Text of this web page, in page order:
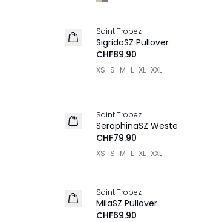
NEU
Saint Tropez
SigridaSZ Pullover
CHF89.90
XS S M L XL XXL
NEU
Saint Tropez
SeraphinaSZ Weste
CHF79.90
XS S M L XL XXL
NEU
Saint Tropez
MilaSZ Pullover
CHF69.90